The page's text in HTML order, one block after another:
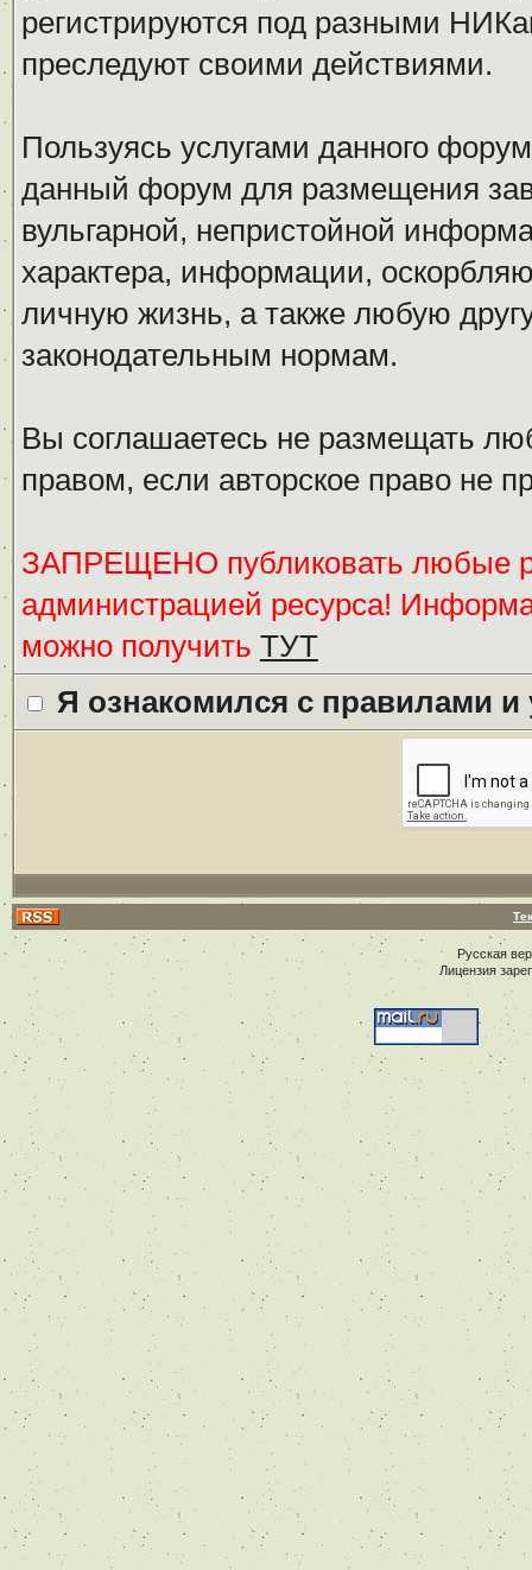
регистрируются под разными
преследуют своими действиями.
Пользуясь услугами данного
данный форум для размещения
вульгарной, непристойной
характера, информации,
личную жизнь, а также любую
законодательным нормам.
Вы соглашаетесь не размещать
правом, если авторское право не
ЗАПРЕЩЕНО публиковать любые
администрацией ресурса!
можно получить ТУТ
Я ознакомился с правилами
Русская
Лицензия